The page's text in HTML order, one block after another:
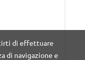
di effettuare
di navigazione e